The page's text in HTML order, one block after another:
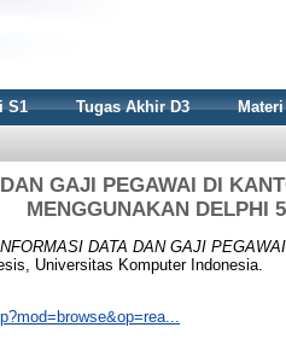
S1 Tugas Akhir D3
GAJI PEGAWAI DI
MENGGUNAKAN DELPHI
DATA DAN GAJI
Universitas Komputer Indonesia.